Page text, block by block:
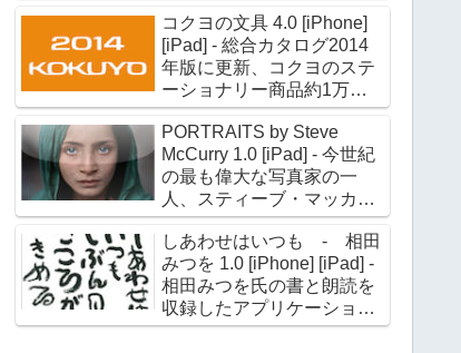
コクヨの文具 4.0 [iPhone]
[iPad] - 総合カタログ2014
年版に更新、コクヨのステ
ーショナリー商品約1万点
の情報を収録
PORTRAITS by Steve
McCurry 1.0 [iPad] - 今世紀
の最も偉大な写真家の一
人、スティーブ・マッカリ
ー氏のポートレイト作品約
180点を収録
しあわせはいつも - 相田
みつを 1.0 [iPhone] [iPad] -
相田みつを氏の書と朗読を
収録したアプリケーション
第二弾